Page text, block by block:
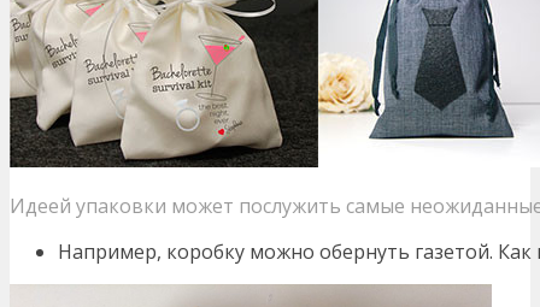
Идеей упаковки может послужить самые
Например, коробку можно обернуть газетой. Как